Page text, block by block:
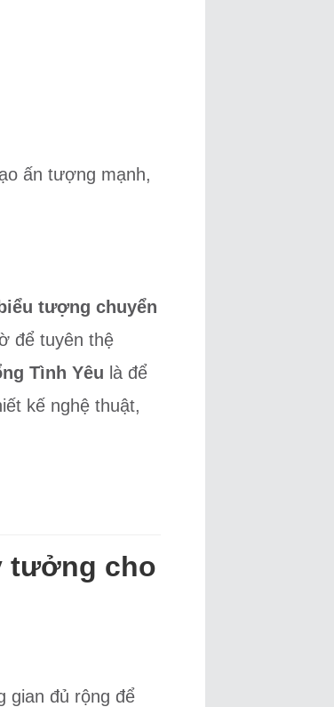
ấn tượng mạnh,
biểu tượng chuyển
để tuyên thệ
Tình Yêu là để
kế nghệ thuật,
tưởng cho
gian đủ rộng để